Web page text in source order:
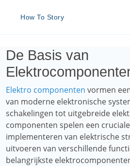
How To Story
De Basis van
Elektro componenten vormen
van moderne elektronische
schakelingen tot uitgebreide
componenten spelen een
implementeren van elektrische
uitvoeren van verschillende
belangrijkste